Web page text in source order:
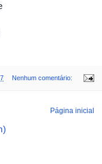
Nenhum comentário:
Página inicial